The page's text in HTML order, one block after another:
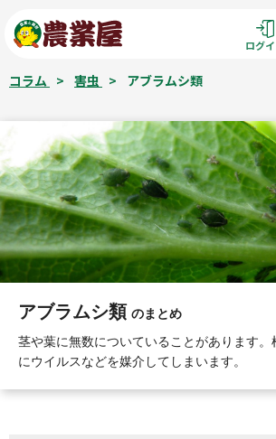
ン
ン
へ
ス
キ
ッ
プ
ログ
コラム > 害虫 > アブラムシ類
アブラムシ類 のまとめ
茎や葉に無数についていることがあります。
にウイルスなどを媒介してしまいます。